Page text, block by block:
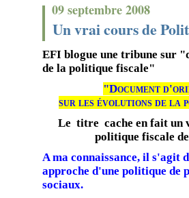
09 septembre 2008
Un vrai cours de
EFI blogue une tribune sur
de la politique fiscale"
"Document
sur les évolutions de la
Le titre cache en fait un
politique fiscale
A ma connaissance, il s'agit
approche d'une politique de
sociaux.